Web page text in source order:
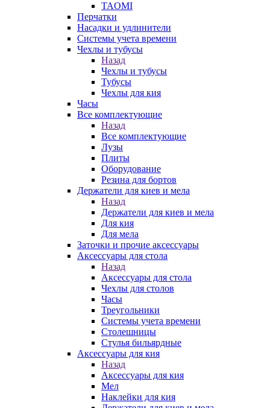
TAOMI
Перчатки
Насадки и удлинители
Системы учета времени
Чехлы и тубусы
Назад
Чехлы и тубусы
Тубусы
Чехлы для кия
Часы
Все комплектующие
Назад
Все комплектующие
Лузы
Плиты
Оборудование
Резина для бортов
Держатели для киев и мела
Назад
Держатели для киев и мела
Для кия
Для мела
Заточки и прочие аксессуары
Аксессуары для стола
Назад
Аксессуары для стола
Чехлы для столов
Часы
Треугольники
Системы учета времени
Столешницы
Стулья бильярдные
Аксессуары для кия
Назад
Аксессуары для кия
Мел
Наклейки для кия